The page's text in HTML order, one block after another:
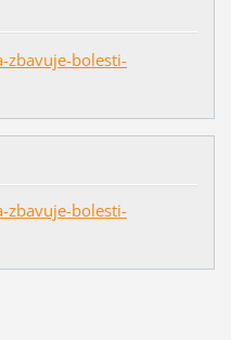
bolesti-
bolesti-